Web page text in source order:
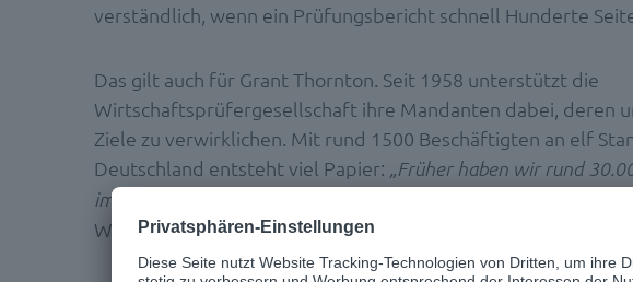
verständlich, wenn ein Prüfungsbericht schnell Hunderte
Das gilt auch für Grant Thornton. Seit 1958 unterstützt die
Wirtschaftsprüfergesellschaft ihre Mandanten dabei, deren
Ziele zu verwirklichen. Mit rund 1500 Beschäftigten an elf
Deutschland entsteht viel Papier: „Früher haben wir rund
im Jahr gedruckt, mit insgesamt bis zu drei Millionen Seiten“
Wiesauer.